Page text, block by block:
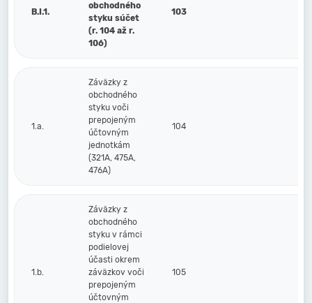
B.I.1.
obchodného
styku súčet
(r. 104 až r.
106)
103
1.a.
Záväzky z
obchodného
styku voči
prepojeným
účtovným
jednotkám
(321A, 475A,
476A)
104
1.b.
Záväzky z
obchodného
styku v rámci
podielovej
účasti okrem
záväzkov voči
prepojeným
účtovným
105